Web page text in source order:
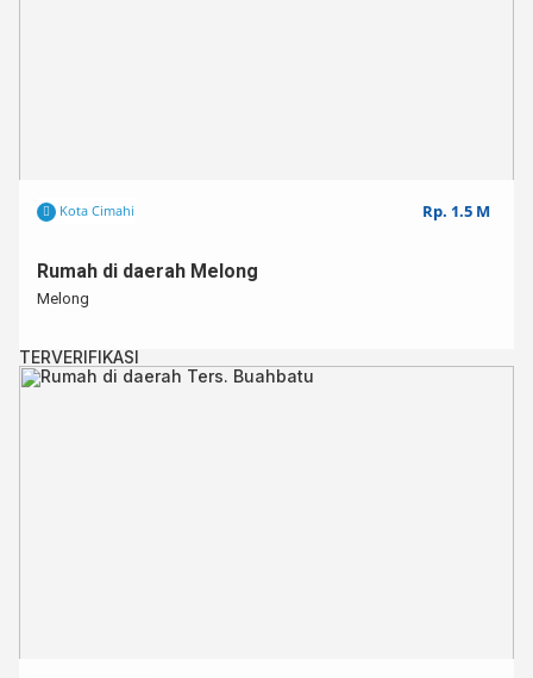
Kota Cimahi Rp. 1.5 M
Rumah di daerah Melong
Melong
TERVERIFIKASI